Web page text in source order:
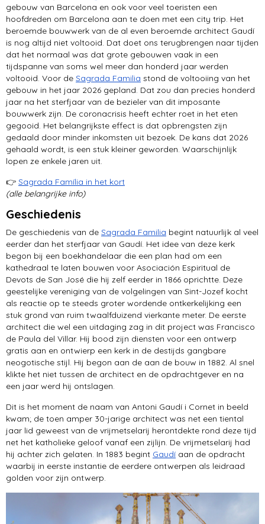
musea
Port Vell
gebouw van Barcelona en ook voor veel toeristen een
hoofdreden om Barcelona aan te doen met een city trip. Het
beroemde bouwwerk van de al even beroemde architect Gaudí
is nog altijd niet voltooid. Dat doet ons terugbrengen naar tijden
dat het normaal was dat grote gebouwen vaak in een
tijdspanne van soms wel meer dan honderd jaar werden
voltooid. Voor de Sagrada Familia stond de voltooiing van het
gebouw in het jaar 2026 gepland. Dat zou dan precies honderd
jaar na het sterfjaar van de bezieler van dit imposante
bouwwerk zijn. De coronacrisis heeft echter roet in het eten
gegooid. Het belangrijkste effect is dat opbrengsten zijn
gedaald door minder inkomsten uit bezoek. De kans dat 2026
gehaald wordt, is een stuk kleiner geworden. Waarschijnlijk
lopen ze enkele jaren uit.
👉 Sagrada Família in het kort
(alle belangrijke info)
Geschiedenis
De geschiedenis van de Sagrada Familia begint natuurlijk al veel
eerder dan het sterfjaar van Gaudí. Het idee van deze kerk
begon bij een boekhandelaar die een plan had om een
kathedraal te laten bouwen voor Asociación Espiritual de
Devots de San José die hij zelf eerder in 1866 oprichtte. Deze
geestelijke vereniging van de volgelingen van Sint-Jozef kocht
als reactie op te steeds groter wordende ontkerkelijking een
stuk grond van ruim twaalfduizend vierkante meter. De eerste
architect die wel een uitdaging zag in dit project was Francisco
de Paula del Villar. Hij bood zijn diensten voor een ontwerp
gratis aan en ontwierp een kerk in de destijds gangbare
neogotische stijl. Hij begon aan de aan de bouw in 1882. Al snel
klikte het niet tussen de architect en de opdrachtgever en na
een jaar werd hij ontslagen.
Dit is het moment de naam van Antoni Gaudí i Cornet in beeld
kwam; de toen amper 30-jarige architect was net een tiental
jaar lid geweest van de vrijmetselarij herontdekte rond deze tijd
net het katholieke geloof vanaf een zijlijn. De vrijmetselarij had
hij achter zich gelaten. In 1883 begint Gaudí aan de opdracht
waarbij in eerste instantie de eerdere ontwerpen als leidraad
golden voor zijn ontwerp.